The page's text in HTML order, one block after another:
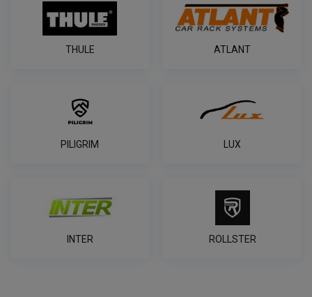
THULE ATLANT
PILIGRIM LUX
INTER ROLLSTER